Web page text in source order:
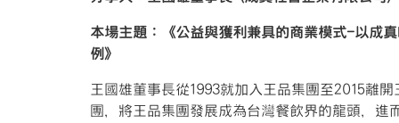
本場主題：《公益與獲利兼具的商業模式-以成
例》
王國雄董事長從1993就加入王品集團至2015離開
團，將王品集團發展成為台灣餐飲界的龍頭，進